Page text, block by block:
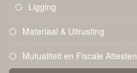
Ligging
Materiaal & Uitrusting
Mutualiteit en Fiscale Attesten